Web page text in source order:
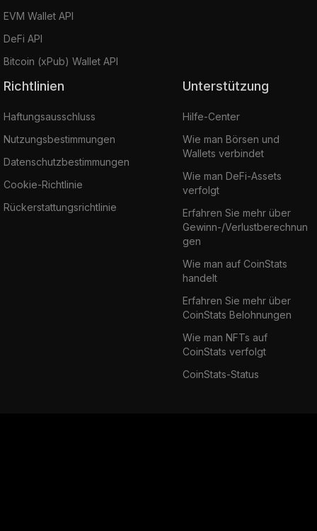
EVM Wallet API
DeFi API
Bitcoin (xPub) Wallet API
Richtlinien
Haftungsausschluss
Nutzungsbestimmungen
Datenschutzbestimmungen
Cookie-Richtlinie
Rückerstattungsrichtlinie
Unterstützung
Hilfe-Center
Wie man Börsen und
Wallets verbindet
Wie man DeFi-Assets
verfolgt
Erfahren Sie mehr über
Gewinn-/Verlustberechnun
gen
Wie man auf CoinStats
handelt
Erfahren Sie mehr über
CoinStats Belohnungen
Wie man NFTs auf
CoinStats verfolgt
CoinStats-Status